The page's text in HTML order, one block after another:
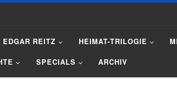
EDGAR REITZ HEIMAT-TRILOGIE
SPECIALS ARCHIV